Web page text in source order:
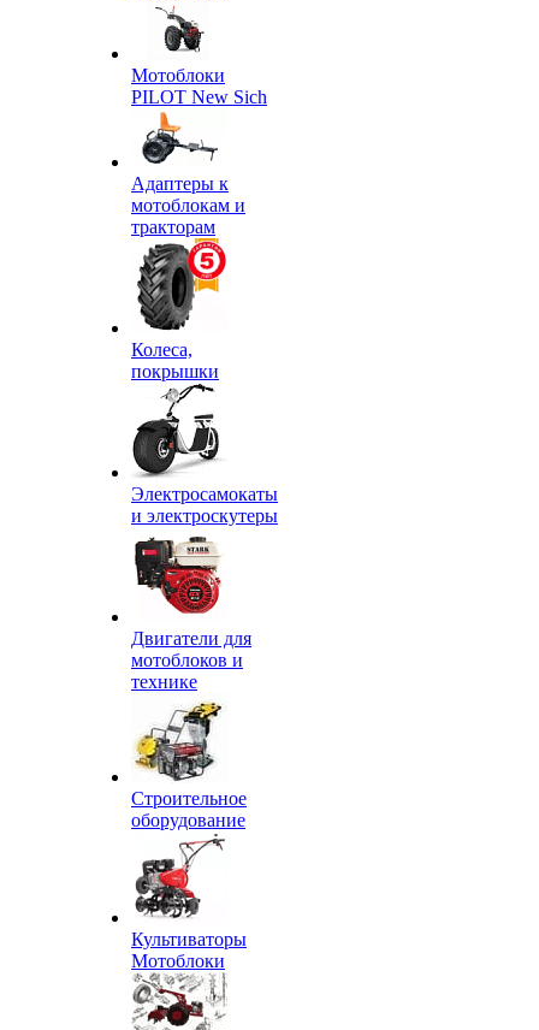
Мотоблоки
PILOT New Sich
Адаптеры к
мотоблокам и
тракторам
Колеса,
покрышки
Электросамокаты
и электроскутеры
Двигатели для
мотоблоков и
технике
Строительное
оборудование
Культиваторы
Мотоблоки